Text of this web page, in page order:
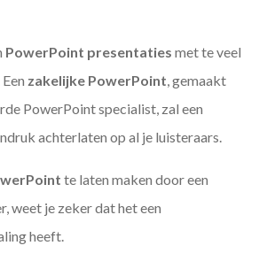
PowerPoint presentaties met te veel
zakelijke PowerPoint, gemaakt
PowerPoint specialist, zal een
achterlaten op al je luisteraars.
te laten maken door een
weet je zeker dat het een
heeft.